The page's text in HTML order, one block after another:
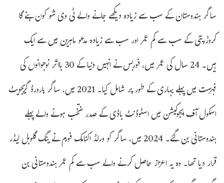
ساگر ہندوستان کے سب سے زیادہ دیکھے جانے والے ٹی وی شو کون بنے گا
کروڑ پتی کے سب سے کم عمر اور سب سے زیادہ مدعو ماہرین میں سے ایک
ہیں۔ 24 سال کی عمر میں، فوربس نے انہیں دنیا کے 30 بااثر نوجوانوں کی
فہرست میں پہلے بہاری کے طور پر شامل کیا۔ 2021 میں، ساگر ہارورڈ گریجویٹ
اسکول آف ایجوکیشن میں اسٹوڈنٹ باڈی کے صدر منتخب ہونے والے پہلے
ہندوستانی بن گئے۔ 2024 میں، ساگر کو ورلڈ اکنامک فورم نے ینگ گلوبل لیڈر
قرار دیا تھا۔ وہ یہ اعزاز حاصل کرنے والے سب سے کم عمر ہندوستانی بن